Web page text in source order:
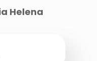
Helena